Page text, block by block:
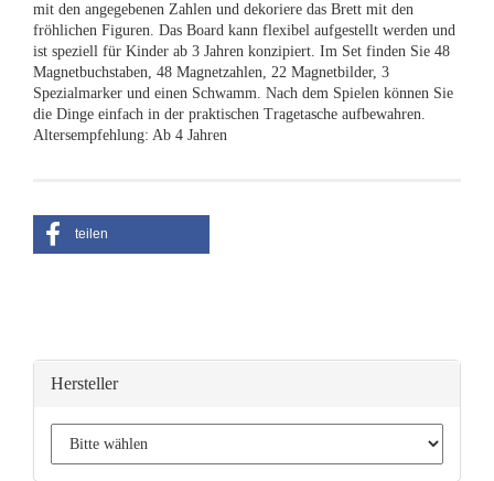
mit den angegebenen Zahlen und dekoriere das Brett mit den
fröhlichen Figuren. Das Board kann flexibel aufgestellt werden und
ist speziell für Kinder ab 3 Jahren konzipiert. Im Set finden Sie 48
Magnetbuchstaben, 48 Magnetzahlen, 22 Magnetbilder, 3
Spezialmarker und einen Schwamm. Nach dem Spielen können Sie
die Dinge einfach in der praktischen Tragetasche aufbewahren.
Altersempfehlung: Ab 4 Jahren
teilen
Hersteller